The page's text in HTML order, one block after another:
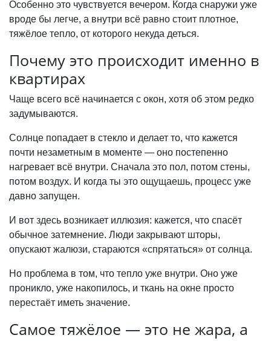
Особенно это чувствуется вечером. Когда снаружи уже
вроде бы легче, а внутри всё равно стоит плотное,
тяжёлое тепло, от которого некуда деться.
Почему это происходит именно в
квартирах
Чаще всего всё начинается с окон, хотя об этом редко
задумываются.
Солнце попадает в стекло и делает то, что кажется
почти незаметным в моменте — оно постепенно
нагревает всё внутри. Сначала это пол, потом стены,
потом воздух. И когда ты это ощущаешь, процесс уже
давно запущен.
И вот здесь возникает иллюзия: кажется, что спасёт
обычное затемнение. Люди закрывают шторы,
опускают жалюзи, стараются «спрятаться» от солнца.
Но проблема в том, что тепло уже внутри. Оно уже
проникло, уже накопилось, и ткань на окне просто
перестаёт иметь значение.
Самое тяжёлое — это не жара, а